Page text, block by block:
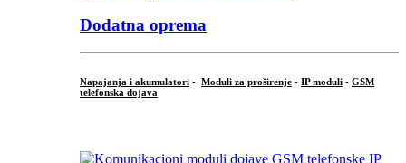
Dodatna oprema
Napajanja i akumulatori - Moduli za proširenje - IP moduli - GSM
telefonska dojava